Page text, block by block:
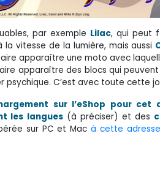
par exemple Lilac, qui peut
vitesse de la lumière, mais aussi
apparaître une moto avec
apparaître des blocs qui
psychique. C’est avec toute cette
sur l’eShop pour cet
les langues(à préciser) et des
sur PC et Macà cette adresse